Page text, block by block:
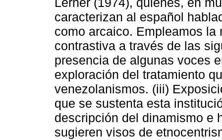
caracterizan al español
como arcaico. Empleamos la
contrastiva a través de las
presencia de algunas voces
exploración del tratamiento
venezolanismos. (iii)
que se sustenta esta
descripción del dinamismo e
sugieren visos de